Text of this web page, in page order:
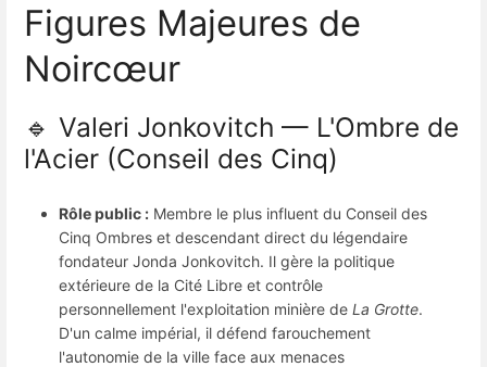
Figures Majeures de
Noircœur
🔹 Valeri Jonkovitch — L'Ombre de
l'Acier (Conseil des Cinq)
Rôle public : Membre le plus influent du Conseil des
Cinq Ombres et descendant direct du légendaire
fondateur Jonda Jonkovitch. Il gère la politique
extérieure de la Cité Libre et contrôle
personnellement l'exploitation minière de La Grotte.
D'un calme impérial, il défend farouchement
l'autonomie de la ville face aux menaces